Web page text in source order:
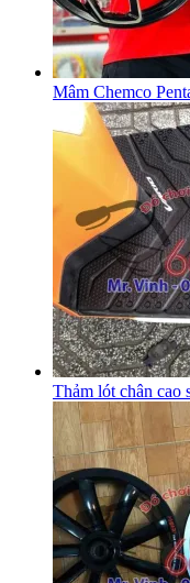
Mâm Chemco
Thảm lót chân cao